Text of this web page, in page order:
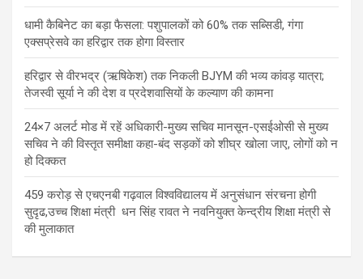
​धामी कैबिनेट का बड़ा फैसला: पशुपालकों को 60% तक सब्सिडी, गंगा
एक्सप्रेसवे का हरिद्वार तक होगा विस्तार
​हरिद्वार से वीरभद्र (ऋषिकेश) तक निकली BJYM की भव्य कांवड़ यात्रा;
तेजस्वी सूर्या ने की देश व प्रदेशवासियों के कल्याण की कामना
24×7 अलर्ट मोड में रहें अधिकारी-मुख्य सचिव मानसून-एसईओसी से मुख्य
सचिव ने की विस्तृत समीक्षा कहा-बंद सड़कों को शीघ्र खोला जाए, लोगों को न
हो दिक्कत
459 करोड़ से एचएनबी गढ़वाल विश्वविद्यालय में अनुसंधान संरचना होगी
सुदृढ,उच्च शिक्षा मंत्री धन सिंह रावत ने नवनियुक्त केन्द्रीय शिक्षा मंत्री से
की मुलाकात